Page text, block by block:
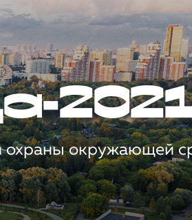
охраны окружающей